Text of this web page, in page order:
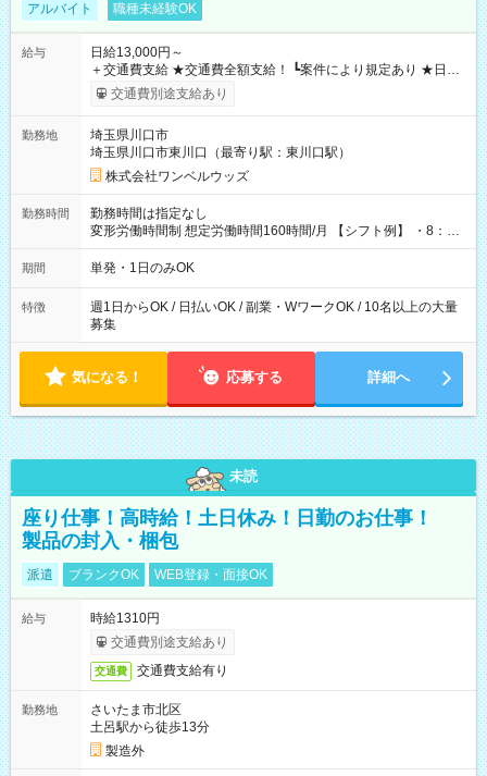
アルバイト 職種未経験OK
給与
日給13,000円～
＋交通費支給 ★交通費全額支給！ ┗案件により規定あり ★日払
いOK！（規定あり） ┗働いたその日に現金GET♪ お仕事後はコ
ンビニATMから 日払い分を引き落とせます！ 【試用期間】試
交通費別途支給あり
勤務地
埼玉県川口市
埼玉県川口市東川口（最寄り駅：東川口駅）
株式会社ワンベルウッズ
勤務時間
勤務時間は指定なし
変形労働時間制 想定労働時間160時間/月 【シフト例】 ・8：00
～21：00
期間 単発・1日のみOK
特徴
週1日からOK / 日払いOK / 副業・WワークOK / 10名以上の大量
募集
気になる！ 応募する 詳細へ
未読
座り仕事！高時給！土日休み！日勤のお仕事！
製品の封入・梱包
派遣 ブランクOK WEB登録・面接OK
給与
時給1310円
交通費別途支給あり
交通費 交通費支給有り
勤務地
さいたま市北区
土呂駅から徒歩13分
製造外